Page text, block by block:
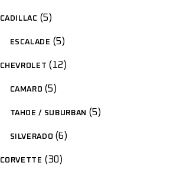
CADILLAC 5
ESCALADE 5
CHEVROLET 12
CAMARO 5
TAHOE / SUBURBAN 5
SILVERADO 6
CORVETTE 30